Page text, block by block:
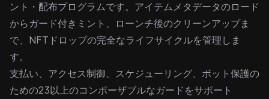
ント・配布プログラムです。アイテムメタデータのロード
からガード付きミント、ローンチ後のクリーンアップま
で、NFTドロップの完全なライフサイクルを管理しま
す。
支払い、アクセス制御、スケジューリング、ボット保護の
ための23以上のコンポーザブルなガード をサポート